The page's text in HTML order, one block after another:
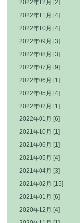
2022年12月 [2]
2022年11月 [4]
2022年10月 [4]
2022年09月 [3]
2022年08月 [3]
2022年07月 [9]
2022年06月 [1]
2022年05月 [4]
2022年02月 [1]
2022年01月 [6]
2021年10月 [1]
2021年06月 [1]
2021年05月 [4]
2021年04月 [3]
2021年02月 [15]
2021年01月 [6]
2020年12月 [4]